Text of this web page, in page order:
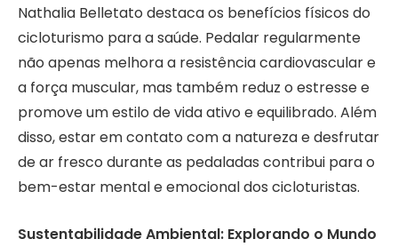
Nathalia Belletato destaca os benefícios físicos do
cicloturismo para a saúde. Pedalar regularmente
não apenas melhora a resistência cardiovascular e
a força muscular, mas também reduz o estresse e
promove um estilo de vida ativo e equilibrado. Além
disso, estar em contato com a natureza e desfrutar
de ar fresco durante as pedaladas contribui para o
bem-estar mental e emocional dos cicloturistas.
Sustentabilidade Ambiental: Explorando o Mundo